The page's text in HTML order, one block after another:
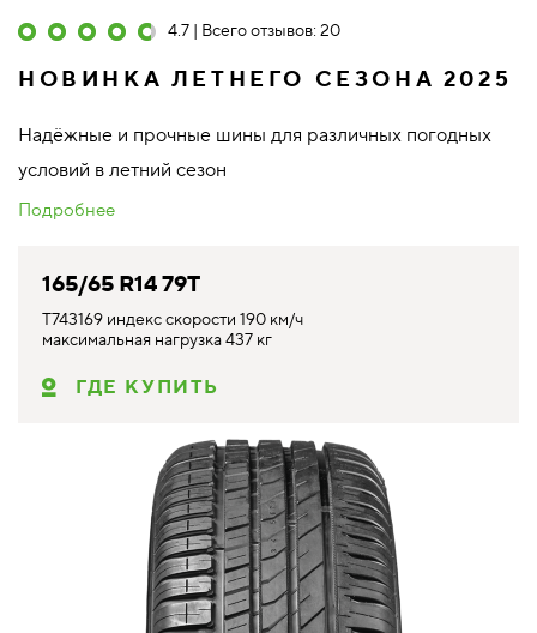
4.7 | Всего отзывов: 20
НОВИНКА ЛЕТНЕГО СЕЗОНА 2025
Надёжные и прочные шины для различных погодных
условий в летний сезон
Подробнее
165/65 R14 79T
T743169 индекс скорости 190 км/ч
максимальная нагрузка 437 кг
ГДЕ КУПИТЬ